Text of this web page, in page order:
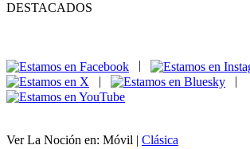
DESTACADOS
|
|
Ver La Noción en: Móvil | Clásica